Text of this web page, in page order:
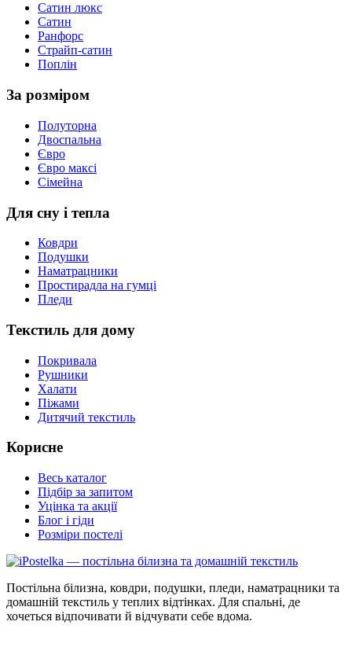
Сатин люкс
Сатин
Ранфорс
Страйп-сатин
Поплін
За розміром
Полуторна
Двоспальна
Євро
Євро максі
Сімейна
Для сну і тепла
Ковдри
Подушки
Наматрацники
Простирадла на гумці
Пледи
Текстиль для дому
Покривала
Рушники
Халати
Піжами
Дитячий текстиль
Корисне
Весь каталог
Підбір за запитом
Уцінка та акції
Блог і гіди
Розміри постелі
Постільна білизна, ковдри, подушки, пледи, наматрацники та
домашній текстиль у теплих відтінках. Для спальні, де
хочеться відпочивати й відчувати себе вдома.